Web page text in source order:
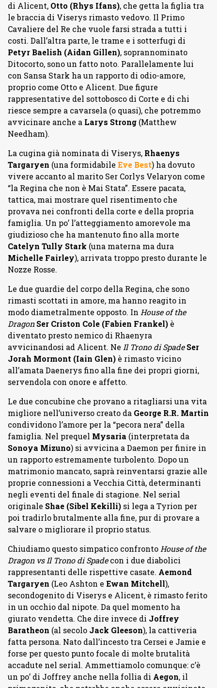
di Alicent, Otto (Rhys Ifans), che getta la figlia tra
le braccia di Viserys rimasto vedovo. Il Primo
Cavaliere del Re che vuole farsi strada a tutti i
costi. Dall’altra parte, le trame e i sotterfugi di
Petyr Baelish (Aidan Gillen), soprannominato
Ditocorto, sono un fatto noto. Parallelamente lui
con Sansa Stark ha un rapporto di odio-amore,
proprio come Otto e Alicent. Due figure
rappresentative del sottobosco di Corte e di chi
riesce sempre a cavarsela (o quasi), che potremmo
avvicinare anche a Larys Strong (Matthew
Needham).
La cugina già nominata di Viserys, Rhaenys
Targaryen (una formidabile Eve Best) ha dovuto
vivere accanto al marito Ser Corlys Velaryon come
“la Regina che non è Mai Stata”. Essere pacata,
tattica, mai mostrare quel risentimento che
provava nei confronti della corte e della propria
famiglia. Un po’ l’atteggiamento amorevole ma
giudizioso che ha mantenuto fino alla morte
Catelyn Tully Stark (una materna ma dura
Michelle Fairley), arrivata troppo presto durante le
Nozze Rosse.
Le due guardie del corpo della Regina, che sono
rimasti scottati in amore, ma hanno reagito in
modo diametralmente opposto. In House of the
Dragon Ser Criston Cole (Fabien Frankel) è
diventato presto nemico di Rhaenyra
avvicinandosi ad Alicent. Ne Il Trono di Spade Ser
Jorah Mormont (Iain Glen) è rimasto vicino
all’amata Daenerys fino alla fine dei propri giorni,
servendola con onore e affetto.
Le due concubine che provano a ritagliarsi una vita
migliore nell’universo creato da George R.R. Martin
condividono l’amore per la “pecora nera” della
famiglia. Nel prequel Mysaria (interpretata da
Sonoya Mizuno) si avvicina a Daemon per finire in
un rapporto estremamente turbolento. Dopo un
matrimonio mancato, saprà reinventarsi grazie alle
proprie connessioni a Vecchia Città, determinanti
negli eventi del finale di stagione. Nel serial
originale Shae (Sibel Kekilli) si lega a Tyrion per
poi tradirlo brutalmente alla fine, pur di provare a
salvare o migliorare il proprio status.
Chiudiamo questo simpatico confrontoHouse of the
Dragon vs Il Trono di Spadecon i due diabolici
rappresentanti delle rispettive casate. Aemond
Targaryen (Leo Ashton e Ewan Mitchell),
secondogenito di Viserys e Alicent, è rimasto ferito
in un occhio dal nipote. Da quel momento ha
giurato vendetta. Che dire invece di Joffrey
Baratheon (al secolo Jack Gleeson), la cattiveria
fatta persona. Nato dall’incesto tra Cersei e Jamie e
forse per questo punto focale di molte brutalità
accadute nel serial. Ammettiamolo comunque: c’è
un po’ di Joffrey anche nella follia di Aegon, il